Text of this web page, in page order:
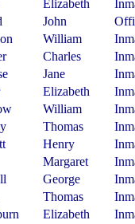
Elizabeth
John
William
Charles
Jane
Elizabeth
William
Thomas
Henry
Margaret
George
Thomas
Elizabeth